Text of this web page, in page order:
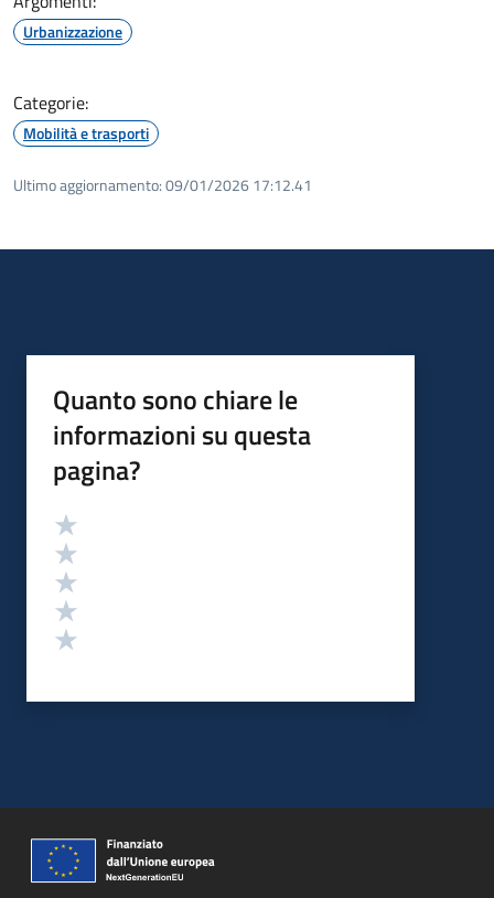
Urbanizzazione
Categorie:
Mobilità e trasporti
Ultimo aggiornamento:09/01/2026 17:12.41
Quanto sono chiare le
informazioni su questa
pagina?
Valutazione